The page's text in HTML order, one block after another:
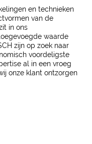
en technieken
van de
in ons
waarde
zijn op zoek naar
voordeligste
al in een vroeg
onze klant ontzorgen